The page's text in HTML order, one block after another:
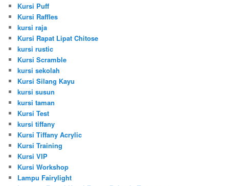
Kursi Puff
Kursi Raffles
kursi raja
Kursi Rapat Lipat Chitose
kursi rustic
Kursi Scramble
kursi sekolah
Kursi Silang Kayu
kursi susun
kursi taman
Kursi Test
kursi tiffany
Kursi Tiffany Acrylic
Kursi Training
Kursi VIP
Kursi Workshop
Lampu Fairylight